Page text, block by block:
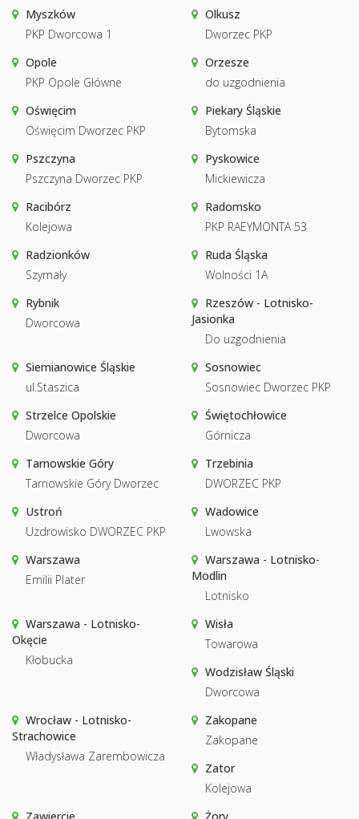
Myszków
PKP Dworcowa 1
Olkusz
Dworzec PKP
Opole
PKP Opole Główne
Orzesze
do uzgodnienia
Oświęcim
Oświęcim Dworzec PKP
Piekary Śląskie
Bytomska
Pszczyna
Pszczyna Dworzec PKP
Pyskowice
Mickiewicza
Racibórz
Kolejowa
Radomsko
PKP RAEYMONTA 53
Radzionków
Szymały
Ruda Śląska
Wolności 1A
Rybnik
Dworcowa
Rzeszów - Lotnisko-
Jasionka
Do uzgodnienia
Siemianowice Śląskie
ul.Staszica
Sosnowiec
Sosnowiec Dworzec PKP
Strzelce Opolskie
Dworcowa
Świętochłowice
Górnicza
Tarnowskie Góry
Tarnowskie Góry Dworzec
Trzebinia
DWORZEC PKP
Ustroń
Uzdrowisko DWORZEC PKP
Wadowice
Lwowska
Warszawa
Emilii Plater
Warszawa - Lotnisko-
Modlin
Lotnisko
Warszawa - Lotnisko-
Okęcie
Kłobucka
Wisła
Towarowa
Wodzisław Śląski
Dworcowa
Wrocław - Lotnisko-
Strachowice
Władysława Zarembowicza
Zakopane
Zakopane
Zator
Kolejowa
Zawiercie
Żory